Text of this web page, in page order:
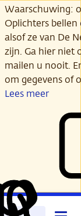
Waarschuwing:
Oplichters
alsof ze van De
zijn. Ga hier niet
mailen u nooit.
om gegevens of
Lees meer